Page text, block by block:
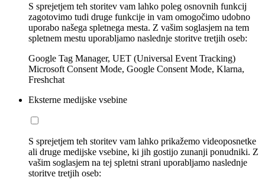
S sprejetjem teh storitev vam lahko poleg osnovnih funkcij
zagotovimo tudi druge funkcije in vam omogočimo udobno
uporabo našega spletnega mesta. Z vašim soglasjem na tem
spletnem mestu uporabljamo naslednje storitve tretjih oseb:
Google Tag Manager, UET (Universal Event Tracking)
Microsoft Consent Mode, Google Consent Mode, Klarna,
Freshchat
Eksterne medijske vsebine
S sprejetjem teh storitev vam lahko prikažemo videoposnetke
ali druge medijske vsebine, ki jih gostijo zunanji ponudniki. Z
vašim soglasjem na tej spletni strani uporabljamo naslednje
storitve tretjih oseb: